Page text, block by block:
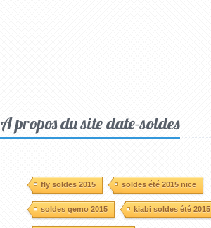
A propos du site date-soldes
fly soldes 2015 soldes été 2015 nice
soldes gemo 2015 kiabi soldes été 2015